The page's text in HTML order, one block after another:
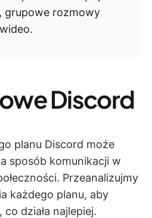
, grupowe rozmowy
Discord
planu Discord może
sposób komunikacji w
Przeanalizujmy
każdego planu, aby
działa najlepiej.